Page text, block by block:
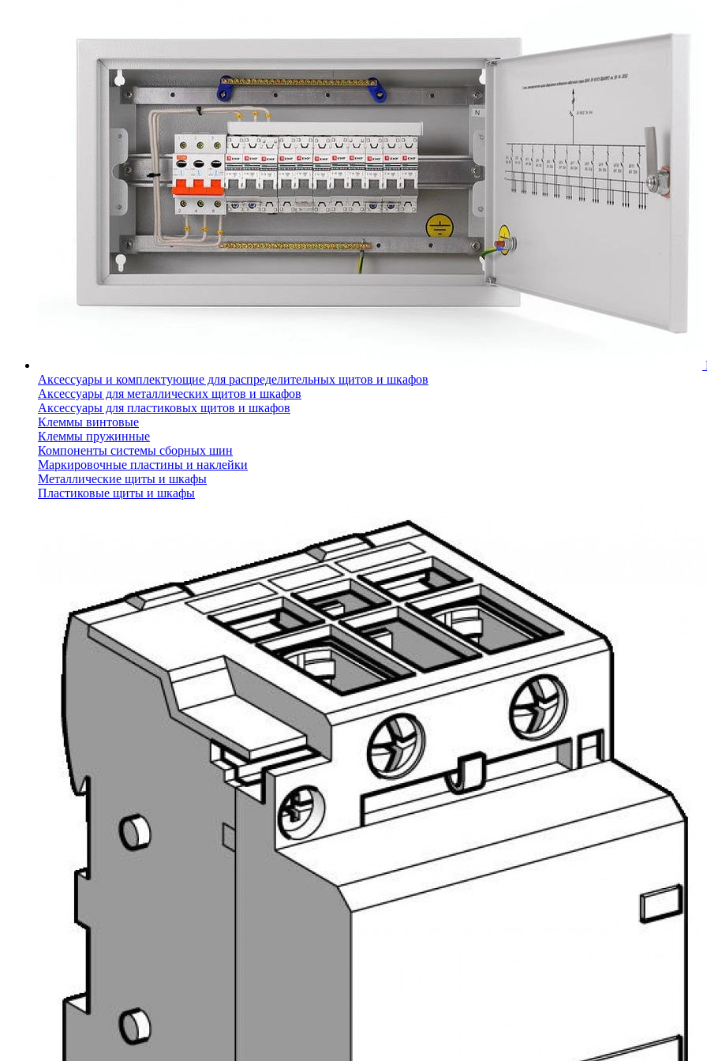
Аксессуары и комплектующие для распределительных щитов и шкафов
Аксессуары для металлических щитов и шкафов
Аксессуары для пластиковых щитов и шкафов
Клеммы винтовые
Клеммы пружинные
Компоненты системы сборных шин
Маркировочные пластины и наклейки
Металлические щиты и шкафы
Пластиковые щиты и шкафы